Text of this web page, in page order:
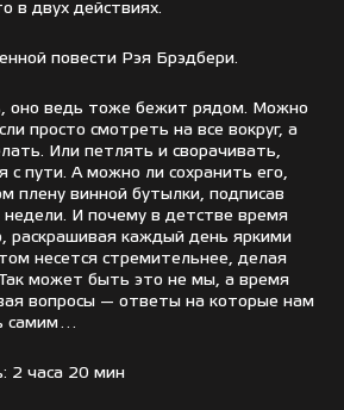
в двух действиях.
повести Рэя Брэдбери.
оно ведь тоже бежит рядом. Можно
просто смотреть на все вокруг, а
Или петлять и сворачивать,
с пути. А можно ли сохранить его,
плену винной бутылки, подписав
недели. И почему в детстве время
раскрашивая каждый день яркими
несется стремительнее, делая
может быть это не мы, а время
вопросы — ответы на которые нам
самим…
2 часа 20 мин